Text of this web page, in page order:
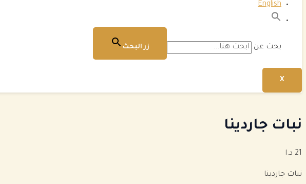
English
بحث عن: زر البحث
X
نبات جاردينا
21 د.ا
نبات جاردينا